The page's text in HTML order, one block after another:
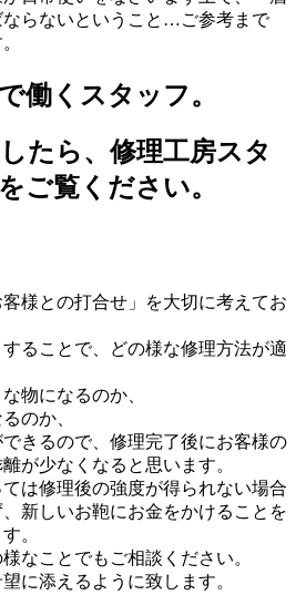
らないということ…ご参考まで
働くスタッフ。
たら、修理工房スタ
ご覧ください。
様との打合せ」を大切に考えてお
ることで、どの様な修理方法が適
物になるのか、
のか、
きるので、修理完了後にお客様の
が少なくなると思います。
は修理後の強度が得られない場合
新しいお鞄にお金をかけることを
。
なことでもご相談ください。
に添えるように致します。